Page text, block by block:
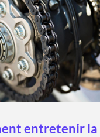
entretenir la